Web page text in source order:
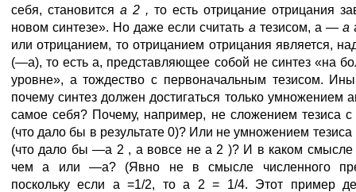
себя, становится а 2 , то есть отрицание отрицания
новом синтезе». Но даже если считать а тезисом, а — а
или отрицанием, то отрицанием отрицания является,
(—а), то есть а, представляющее собой не синтез «на
уровне», а тождество с первоначальным тезисом.
почему синтез должен достигаться только умножением
самое себя? Почему, например, не сложением тезиса с
(что дало бы в результате 0)? Или не умножением тезиса
(что дало бы —а 2 , а вовсе не а 2 )? И в каком
чем а или —а? (Явно не в смысле численного
поскольку если а =1/2, то а 2 = 1/4. Этот пример